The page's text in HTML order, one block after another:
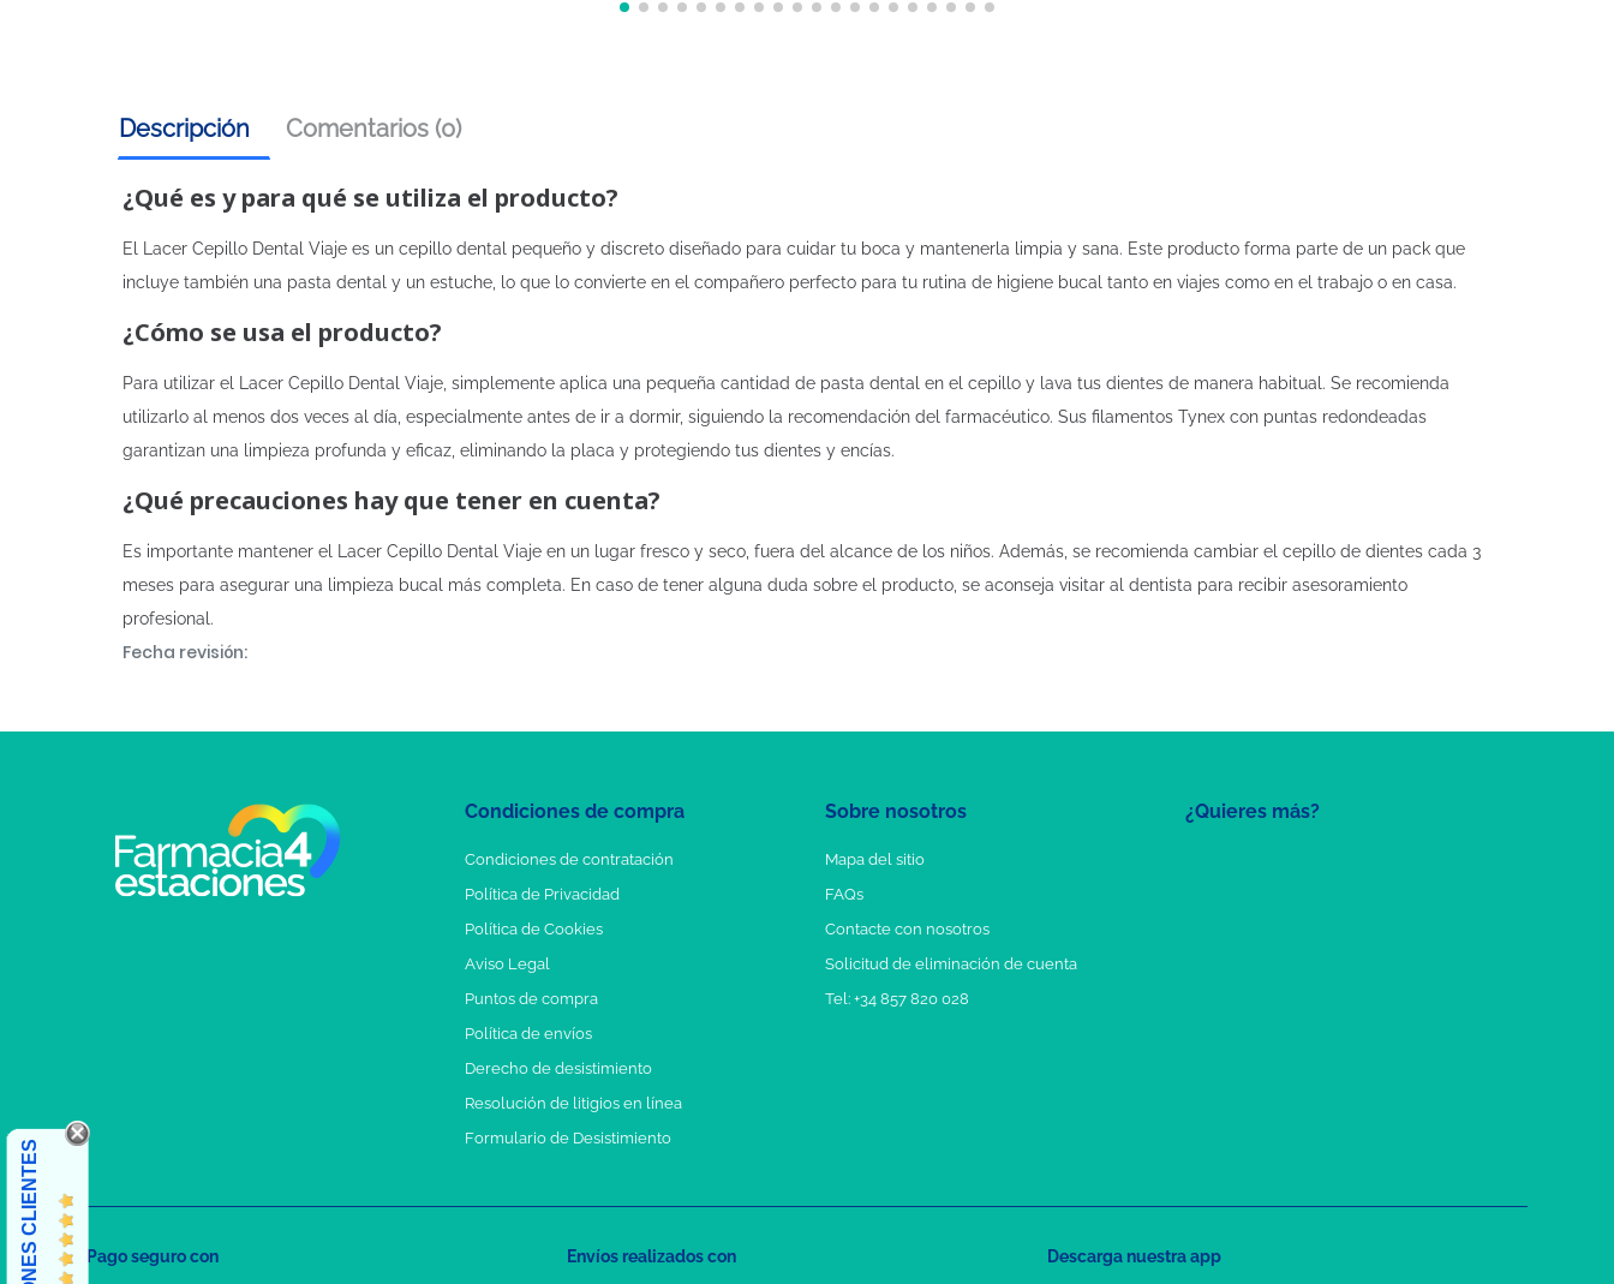
Descripción Comentarios (0)
¿Qué es y para qué se utiliza el producto?
El Lacer Cepillo Dental Viaje es un cepillo dental pequeño y discreto diseñado para cuidar tu boca y mantenerla limpia y sana. Este producto forma parte de un pack que
incluye también una pasta dental y un estuche, lo que lo convierte en el compañero perfecto para tu rutina de higiene bucal tanto en viajes como en el trabajo o en casa.
¿Cómo se usa el producto?
Para utilizar el Lacer Cepillo Dental Viaje, simplemente aplica una pequeña cantidad de pasta dental en el cepillo y lava tus dientes de manera habitual. Se recomienda
utilizarlo al menos dos veces al día, especialmente antes de ir a dormir, siguiendo la recomendación del farmacéutico. Sus filamentos Tynex con puntas redondeadas
garantizan una limpieza profunda y eficaz, eliminando la placa y protegiendo tus dientes y encías.
¿Qué precauciones hay que tener en cuenta?
Es importante mantener el Lacer Cepillo Dental Viaje en un lugar fresco y seco, fuera del alcance de los niños. Además, se recomienda cambiar el cepillo de dientes cada 3
meses para asegurar una limpieza bucal más completa. En caso de tener alguna duda sobre el producto, se aconseja visitar al dentista para recibir asesoramiento
profesional.
Fecha revisión:
¿Quieres más?
Condiciones de compra
Condiciones de contratación
Política de Privacidad
Política de Cookies
Aviso Legal
Puntos de compra
Política de envíos
Derecho de desistimiento
Resolución de litigios en línea
Formulario de Desistimiento
Sobre nosotros
Mapa del sitio
FAQs
Contacte con nosotros
Solicitud de eliminación de cuenta
Tel: +34 857 820 028
Pago seguro con Envíos realizados con Descarga nuestra app